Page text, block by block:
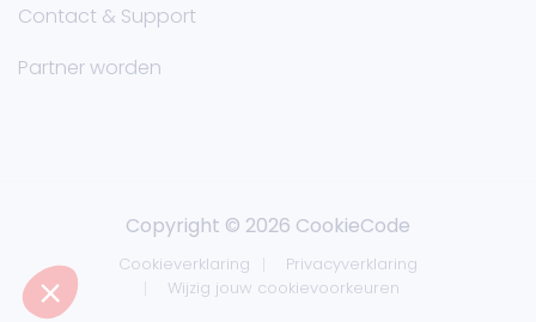
Contact & Support
Partner worden
Copyright © 2026 CookieCode
Cookieverklaring
Privacyverklaring
Wijzig jouw cookievoorkeuren